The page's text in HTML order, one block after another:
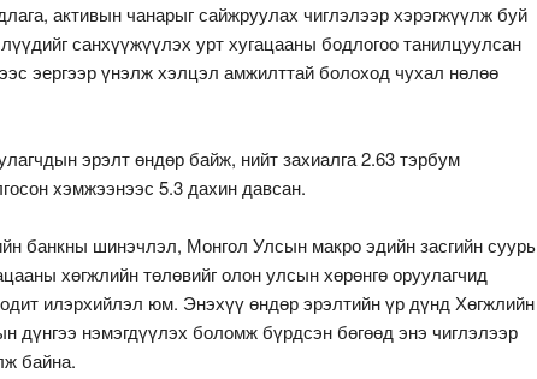
активын чанарыг сайжруулах чиглэлээр хэрэгжүүлж буй
санхүүжүүлэх урт хугацааны бодлогоо танилцуулсан
эергээр үнэлж хэлцэл амжилттай болоход чухал нөлөө
эрэлт өндөр байж, нийт захиалга 2.63 тэрбум
хэмжээнээс 5.3 дахин давсан.
банкны шинэчлэл, Монгол Улсын макро эдийн засгийн суурь
хөгжлийн төлөвийг олон улсын хөрөнгө оруулагчид
илэрхийлэл юм. Энэхүү өндөр эрэлтийн үр дүнд Хөгжлийн
дүнгээ нэмэгдүүлэх боломж бүрдсэн бөгөөд энэ чиглэлээр
байна.